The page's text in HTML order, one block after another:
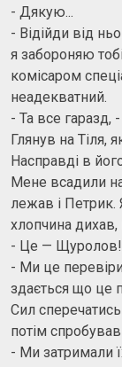
- Дякую...
- Відійди від
я забороняю
комісаром
неадекватний.
- Та все гаразд,
Глянув на Тіля,
Насправді в
Мене всадили
лежав і Петрик.
хлопчина
- Це — Щуролов!
- Ми це
здається що це
Сил
потім
- Ми затримали